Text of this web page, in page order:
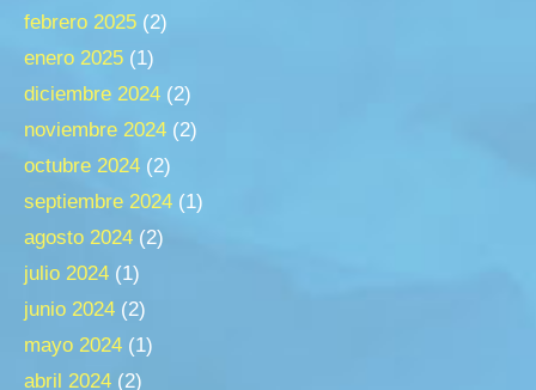
febrero 2025 (2)
enero 2025 (1)
diciembre 2024 (2)
noviembre 2024 (2)
octubre 2024 (2)
septiembre 2024 (1)
agosto 2024 (2)
julio 2024 (1)
junio 2024 (2)
mayo 2024 (1)
abril 2024 (2)